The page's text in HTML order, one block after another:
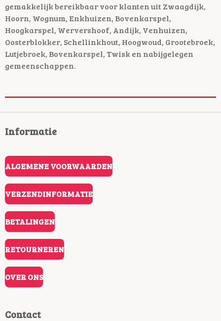
gemakkelijk bereikbaar voor klanten uit Zwaagdijk,
Hoorn, Wognum, Enkhuizen, Bovenkarspel,
Hoogkarspel, Wervershoof, Andijk, Venhuizen,
Oosterblokker, Schellinkhout, Hoogwoud, Grootebroek,
Lutjebroek, Bovenkarspel, Twisk en nabijgelegen
gemeenschappen.
Informatie
ALGEMENE VOORWAARDEN
VERZENDINFORMATIE
BETALINGEN
RETOURNEREN
OVER ONS
Contact